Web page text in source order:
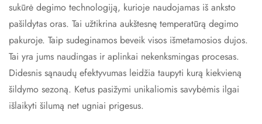
sukūrė degimo technologiją, kurioje naudojamas iš anksto
pašildytas oras. Tai užtikrina aukštesnę temperatūrą degimo
pakuroje. Taip sudeginamos beveik visos išmetamosios dujos.
Tai yra jums naudingas ir aplinkai nekenksmingas procesas.
Didesnis sąnaudų efektyvumas leidžia taupyti kurą kiekvieną
šildymo sezoną. Ketus pasižymi unikaliomis savybėmis ilgai
išlaikyti šilumą net ugniai prigesus.